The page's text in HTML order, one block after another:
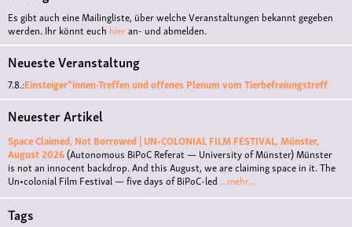
Es gibt auch eine Mailingliste, über welche Veranstaltungen bekannt gegeben
werden. Ihr könnt euch hieran- und abmelden.
Neueste Veranstaltung
7.8.:Einsteiger*innen-Treffen und offenes Plenum vom Tierbefreiungstreff
Neuester Artikel
Space Claimed, Not Borrowed | UN•COLONIAL FILM FESTIVAL, Münster,
August 2026(Autonomous BiPoC Referat — University of Münster)Münster
is not an innocent backdrop. And this August, we are claiming space in it. The
Un•colonial Film Festival — five days of BiPoC-led ...mehr...
Tags